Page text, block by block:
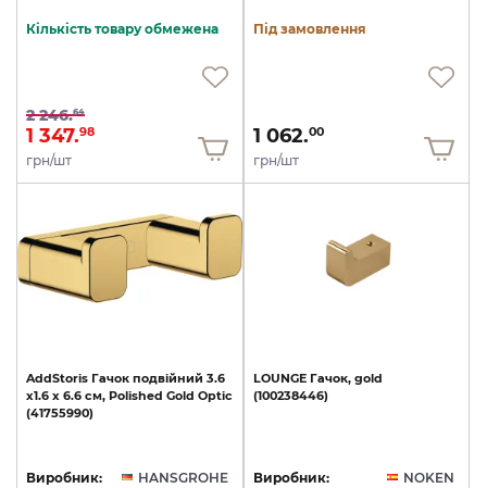
Кількість товару обмежена
2 246.64
1 347.98
грн/шт
Під замовлення
1 062.00
грн/шт
AddStoris Гачок подвійний 3.6
х1.6 x 6.6 см, Polished Gold Optic
(41755990)
Виробник: HANSGROHE
LOUNGE Гачок, gold
(100238446)
Виробник: NOKEN